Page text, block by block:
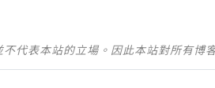
代表本站的立場。因此本站對所有博